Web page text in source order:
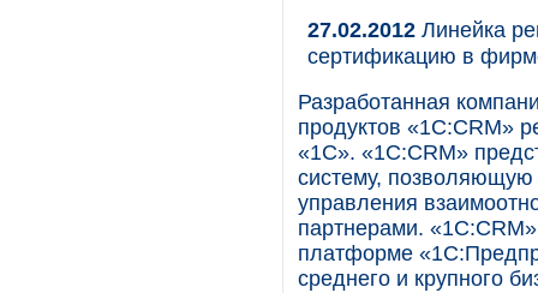
27.02.2012 Линейка
сертификацию в
Разработанная
продуктов «1С:CRM»
«1С». «1С:CRM»
систему, позволяющую
управления
партнерами.
платформе
среднего и крупного